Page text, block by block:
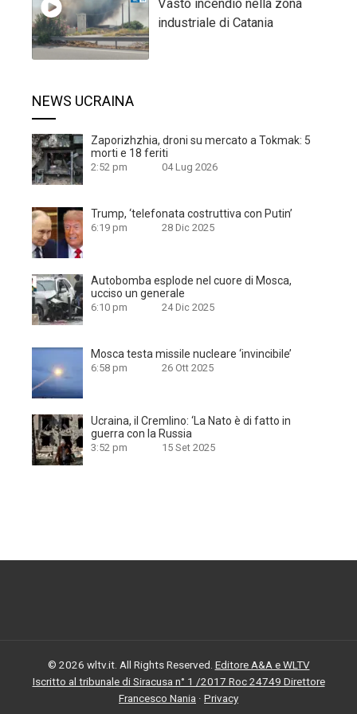
Vasto incendio nella zona
industriale di Catania
NEWS UCRAINA
Zaporizhzhia, droni su mercato a Tokmak: 5
morti e 18 feriti
2:52 pm 04 Lug 2026
Trump, ‘telefonata costruttiva con Putin’
6:19 pm 28 Dic 2025
Autobomba esplode nel cuore di Mosca,
ucciso un generale
6:10 pm 24 Dic 2025
Mosca testa missile nucleare ‘invincibile’
6:58 pm 26 Ott 2025
Ucraina, il Cremlino: ‘La Nato è di fatto in
guerra con la Russia
3:52 pm 15 Set 2025
© 2026 wltv.it. All Rights Reserved. Editore A&A e WLTV
Iscritto al tribunale di Siracusa n° 1 /2017 Roc 24749 Direttore
Francesco Nania · Privacy